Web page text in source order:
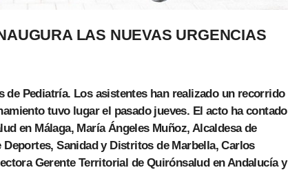
LAS NUEVAS URGENCIAS
Pediatría. Los asistentes han realizado un recorrido
tuvo lugar el pasado jueves. El acto ha contado
en Málaga, María Ángeles Muñoz, Alcaldesa de
Sanidad y Distritos de Marbella, Carlos
Gerente Territorial de Quirónsalud en Andalucía y